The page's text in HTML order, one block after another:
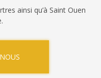
ainsi qu’à Saint Ouen